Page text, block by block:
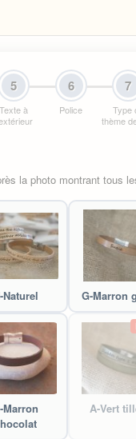
5
Texte à
6
Police
7
Type
thème
la photo montrant tous
Naturel G-Marron
Marron
A-Vert